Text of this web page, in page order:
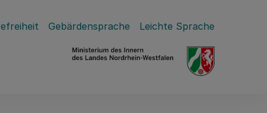
Gebärdensprache Leichte Sprache